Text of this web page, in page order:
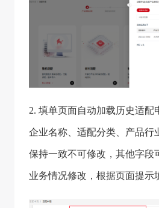
2. 填单页面自动加载历史适配
企业名称、适配分类、产品行
保持一致不可修改，其他字段
业务情况修改，根据页面提示